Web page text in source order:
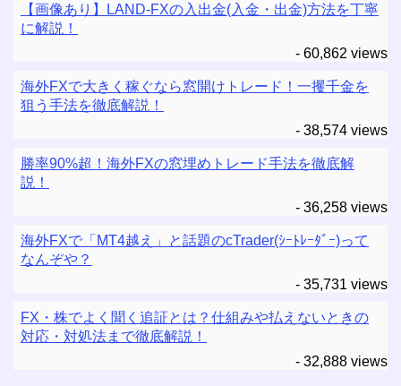
【画像あり】LAND-FXの入出金(入金・出金)方法を丁寧
に解説！
- 60,862 views
海外FXで大きく稼ぐなら窓開けトレード！一攫千金を
狙う手法を徹底解説！
- 38,574 views
勝率90%超！海外FXの窓埋めトレード手法を徹底解
説！
- 36,258 views
海外FXで「MT4越え」と話題のcTrader(ｼｰﾄﾚｰﾀﾞｰ)って
なんぞや？
- 35,731 views
FX・株でよく聞く追証とは？仕組みや払えないときの
対応・対処法まで徹底解説！
- 32,888 views